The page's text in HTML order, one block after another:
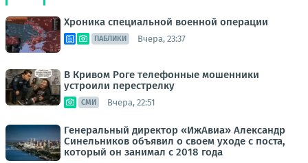
Хроника специальной военной операции
ПАБЛИКИ Вчера, 23:37
В Кривом Роге телефонные мошенники
устроили перестрелку
СМИ Вчера, 22:51
Генеральный директор «ИжАвиа» Александр
Синельников объявил о своем уходе с поста,
который он занимал с 2018 года